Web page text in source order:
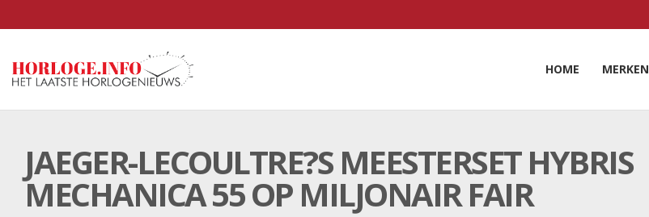
HOME MERKEN
JAEGER-LECOULTRE?S MEESTERSET HYBRIS
MECHANICA 55 OP MILJONAIR FAIR